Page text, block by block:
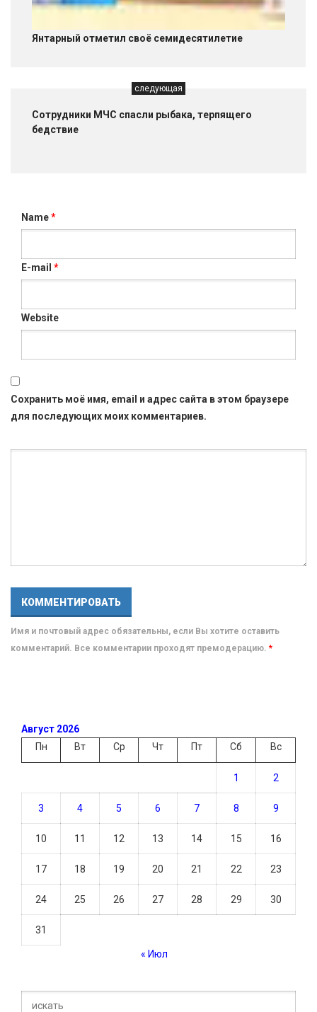
Янтарный отметил своё семидесятилетие
следующая
Сотрудники МЧС спасли рыбака, терпящего
бедствие
Name*
E-mail *
Website
Сохранить моё имя, email и адрес сайта в этом браузере
для последующих моих комментариев.
Имя и почтовый адрес обязательны, если Вы хотите оставить
комментарий. Все комментарии проходят премодерацию. *
Август 2026
Пн
Вт Ср Чт Пт Сб Вс
1 2
3 4 5 6 7 8 9
10 11 12 13 14 15 16
17 18 19 20 21 22 23
24 25 26 27 28 29 30
31
« Июл